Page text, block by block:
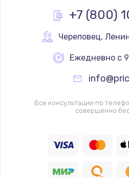
+7 (800)
Череповец,
Ежедневно с
Все консультации по
совершенно